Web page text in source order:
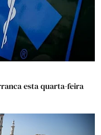
esta quarta-feira